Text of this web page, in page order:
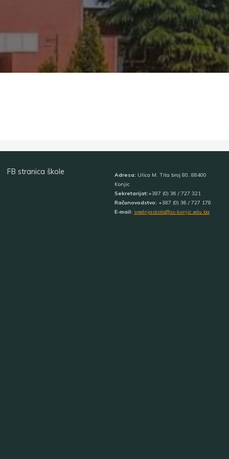
FB stranica škole Adresa: Ulica M. Tita broj 80, 88400
Konjic
Sekretarijat:+387 (0) 36 / 727 321
Računovodstvo: +387 (0) 36 / 727 178
E-mail: srednjaskola@ss-konjic.edu.ba